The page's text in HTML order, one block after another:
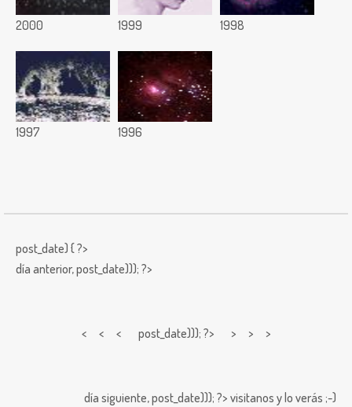
2000 1999 1998
1997 1996
post_date) { ?>
día anterior,post_date))); ?>
< < < post_date))); ?> > > >
día siguiente,post_date))); ?> visitanos y lo verás ;-)